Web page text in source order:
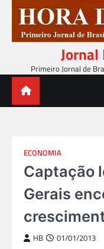
content
Primeiro Jornal de
ECONOMIA
Captação
Gerais
HB 01/01/2013